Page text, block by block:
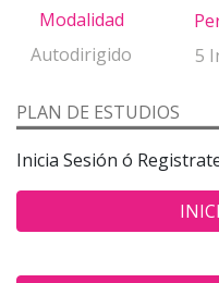
Modalidad
Autodirigido
5
PLAN DE ESTUDIOS
Inicia Sesión ó